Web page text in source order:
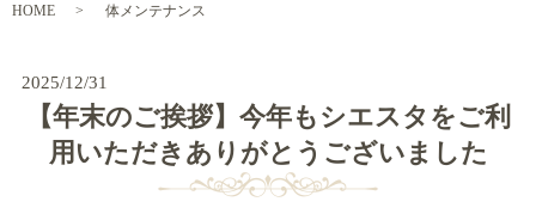
HOME 体メンテナンス
2025/12/31
【年末のご挨拶】今年もシエスタをご利
用いただきありがとうございました